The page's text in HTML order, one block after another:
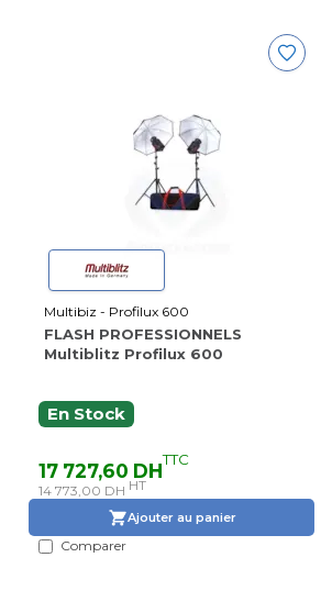
Multibiz - Profilux 600
FLASH PROFESSIONNELS
Multiblitz Profilux 600
En Stock
17 727,60 DHTTC
14 773,00 DH HT
Ajouter au panier
Comparer